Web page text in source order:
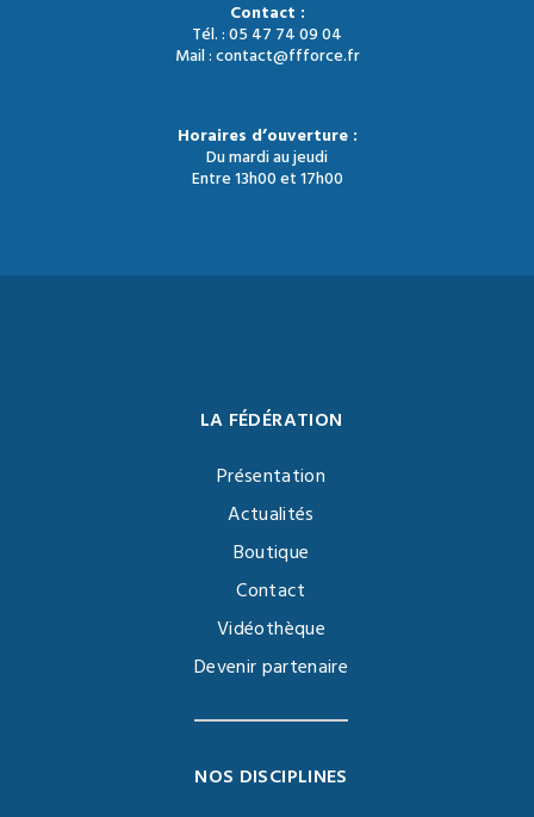
Contact :
Tél. : 05 47 74 09 04
Mail : contact@ffforce.fr
Horaires d’ouverture :
Du mardi au jeudi
Entre 13h00 et 17h00
LA FÉDÉRATION
Présentation
Actualités
Boutique
Contact
Vidéothèque
Devenir partenaire
NOS DISCIPLINES